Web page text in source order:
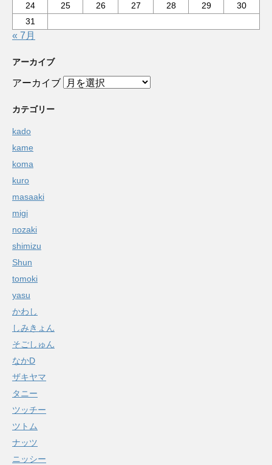
24
25 26 27 28 29
30
31
« 7月
アーカイブ
アーカイブ
カテゴリー
kado
kame
koma
kuro
masaaki
migi
nozaki
shimizu
Shun
tomoki
yasu
かわし
しみきょん
そごしゅん
なかD
ザキヤマ
タニー
ツッチー
ツトム
ナッツ
ニッシー